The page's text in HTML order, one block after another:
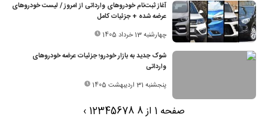
آغاز ثبت‌نام خودروهای وارداتی از امروز / لیست خودروهای
عرضه شده + جزئیات کامل
چهارشنبه 13 خرداد 1405
شوک جدید به بازار خودرو؛ جزئیات عرضه خودروهای
وارداتی
پنجشنبه 31 اردیبهشت 1405
صفحه 1 از 8 12345678
›